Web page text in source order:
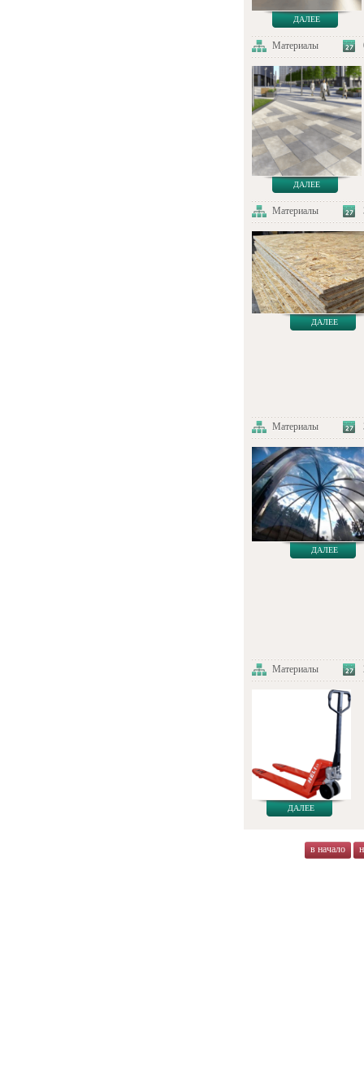
ДАЛЕЕ
Материалы
ДАЛЕЕ
Материалы
ДАЛЕЕ
Материалы
ДАЛЕЕ
Материалы
ДАЛЕЕ
в начало